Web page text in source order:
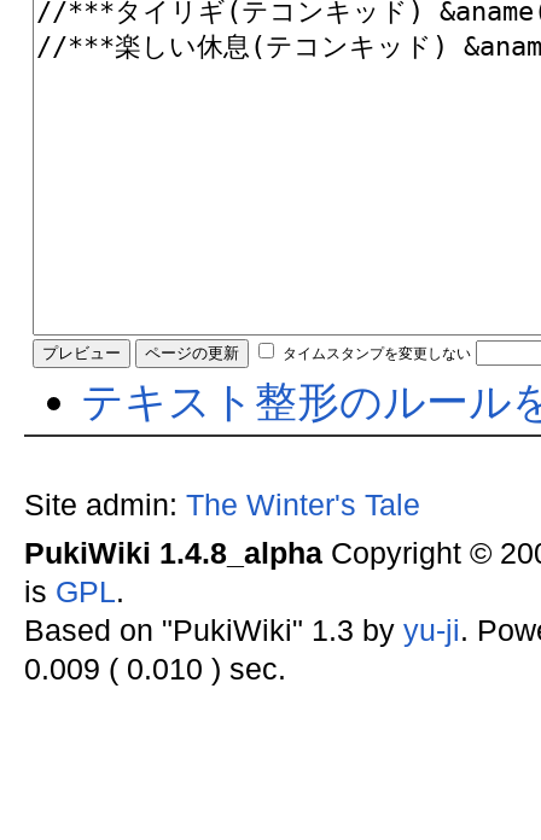
タイムスタンプを変更しない
テキスト整形のルール
Site admin: The Winter's Tale
PukiWiki 1.4.8_alphaCopyright ©
is GPL.
Based on "PukiWiki" 1.3 by yu-ji.
0.009 ( 0.010 ) sec.